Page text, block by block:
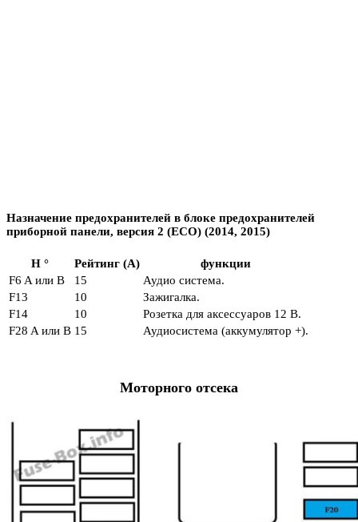
Назначение предохранителей в блоке предохранителей
приборной панели, версия 2 (ECO) (2014, 2015)
Н ° Рейтинг (А)
функции
F6 A или B
15
Аудио система.
F13
10
Зажигалка.
F14
10
Розетка для аксессуаров 12 В.
F28 A или B 15 Аудиосистема (аккумулятор +).
Моторного отсека